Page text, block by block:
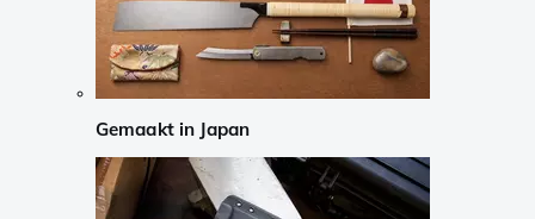
Gemaakt in Japan